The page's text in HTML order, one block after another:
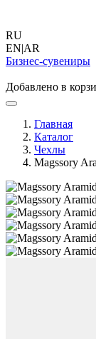
RU
EN|AR
Бизнес-сувениры
Добавлено в
Главная
Каталог
Чехлы
Magssory